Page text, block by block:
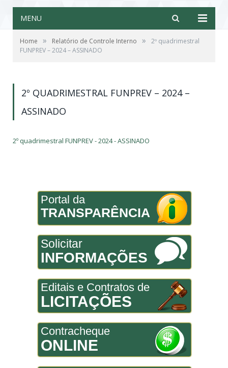
MENU
Home » Relatório de Controle Interno »
2º quadrimestral
FUNPREV – 2024 – ASSINADO
2º QUADRIMESTRAL FUNPREV – 2024 –
ASSINADO
2º quadrimestral FUNPREV - 2024 - ASSINADO
Portal da
TRANSPARÊNCIA
Solicitar
INFORMAÇÕES
Editais e Contratos de
LICITAÇÕES
Contracheque
ONLINE